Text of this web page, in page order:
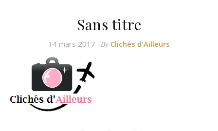
Sans titre
14 mars 2017 By Clichés d'Ailleurs